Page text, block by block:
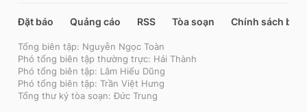
Đặt báo Quảng cáo RSS Tòa soạn Chính sách bảo
Tổng biên tập: Nguyễn Ngọc Toàn
Phó tổng biên tập thường trực: Hải Thành
Phó tổng biên tập: Lâm Hiếu Dũng
Phó tổng biên tập: Trần Việt Hưng
Tổng thư ký tòa soạn: Đức Trung